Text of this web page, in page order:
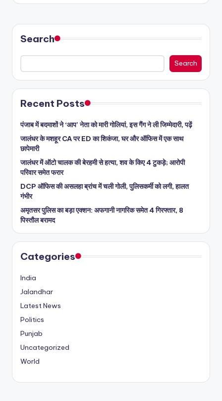
Search
Search
Recent Posts
पंजाब में बदमाशों ने ‘आप’ नेता को मारी गोलियां, इस गैंग ने ली जिम्मेदारी, पढ़ें
जालंधर के मशहूर CA पर ED का शिकंजा, घर और ऑफिस में एक साथ
छापेमारी
जालंधर में ऑटो चालक की बेरहमी से हत्या, शव के किए 4 टुकड़े; आरोपी
परिवार समेत फरार
DCP ऑफिस की असलहा ब्रांच में चली गोली, पुलिसकर्मी को लगी, हालत
गंभीर
अमृतसर पुलिस का बड़ा एक्शन: अफगानी नागरिक समेत 4 गिरफ्तार, 8
पिस्तौल बरामद
Categories
India
Jalandhar
Latest News
Politics
Punjab
Uncategorized
World